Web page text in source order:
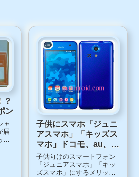
？
ン
ャ
届
最
au
子供にスマホ「ジュニ
アスマホ」「キッズス
マホ」ドコモ、au、ソ
フトバンク比較
子供向けのスマートフォン
「ジュニアスマホ」「キッ
ズスマホ」にするメリット